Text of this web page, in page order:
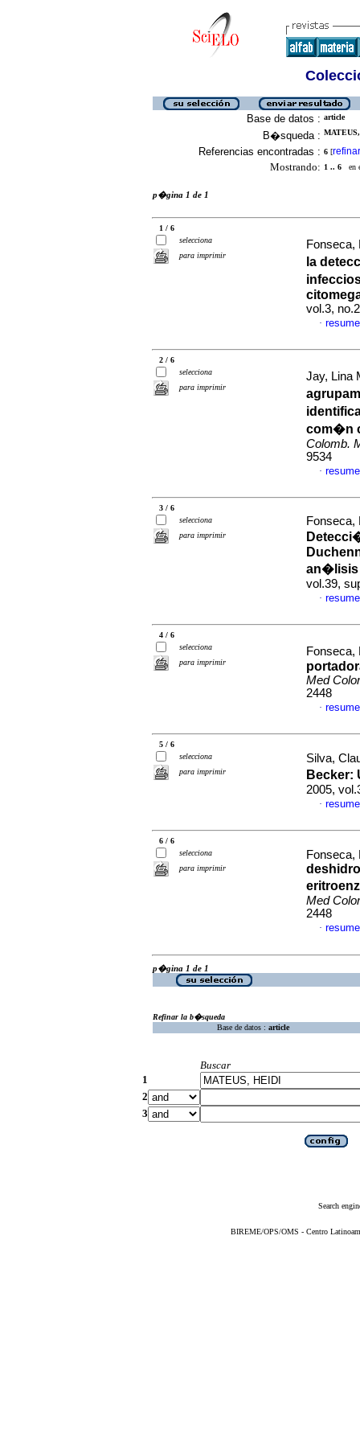
Base de datos : article
B�squeda :
Referencias encontradas : 6 [refinar
Mostrando: 1 .. 6 en
p�gina 1 de 1
1 / 6
selecciona
para imprimir
Fonseca,
la
vol.3,
·
2 / 6
selecciona
para imprimir
Jay, Lina
com�n
Colomb.
9534
·
3 / 6
selecciona
para imprimir
Fonseca,
an�lisis
vol.39,
·
4 / 6
selecciona
para imprimir
Fonseca,
Med
2448
·
5 / 6
selecciona
para imprimir
Silva,
Becker:
2005,
·
6 / 6
selecciona
para imprimir
Fonseca,
Med
2448
·
p�gina 1 de 1
Refinar la b�squeda
Base de datos : article
Buscar
1
2
3
Search
BIREME/OPS/OMS - Centro